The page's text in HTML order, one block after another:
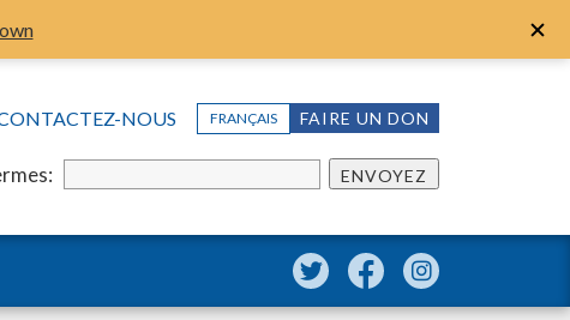
NOUS FRANÇAIS FAIRE UN DON
ENVOYEZ